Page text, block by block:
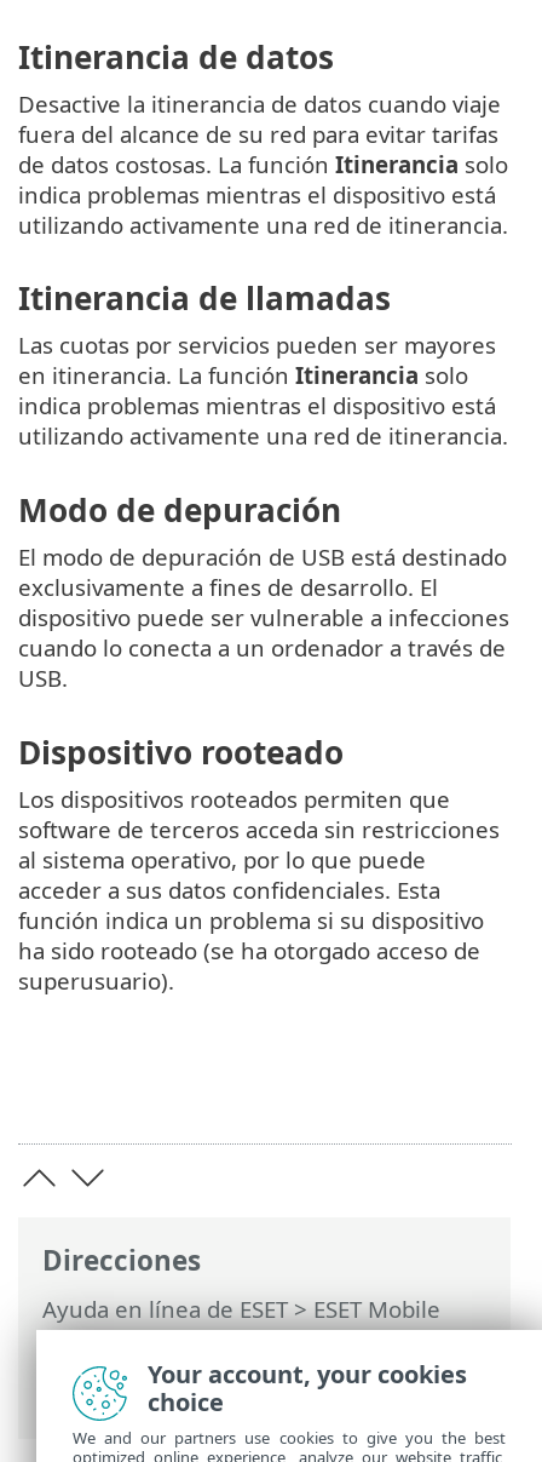
Direcciones
Ayuda en línea de ESET>ESET Mobile
Security>Trabajar con ESET Mobile
Security >Auditoría de seguridad>
Supervisión del dispositivo
Itinerancia de datos
Desactive la itinerancia de datos cuando viaje
fuera del alcance de su red para evitar tarifas
de datos costosas. La función Itinerancia solo
indica problemas mientras el dispositivo está
utilizando activamente una red de itinerancia.
Itinerancia de llamadas
Las cuotas por servicios pueden ser mayores
en itinerancia. La función Itinerancia solo
indica problemas mientras el dispositivo está
utilizando activamente una red de itinerancia.
Modo de depuración
El modo de depuración de USB está destinado
exclusivamente a fines de desarrollo. El
dispositivo puede ser vulnerable a infecciones
cuando lo conecta a un ordenador a través de
USB.
Dispositivo rooteado
Los dispositivos rooteados permiten que
software de terceros acceda sin restricciones
al sistema operativo, por lo que puede
acceder a sus datos confidenciales. Esta
función indica un problema si su dispositivo
ha sido rooteado (se ha otorgado acceso de
superusuario).
Your account, your cookies
choice
We and our partners use cookies to give you the best
optimized online experience, analyze our website traffic,